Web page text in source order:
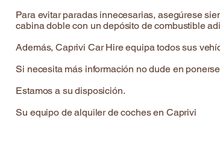
Para evitar paradas innecesarias, asegúrese
cabina doble con un depósito de combustible
Además, Caprivi Car Hire equipa todos sus
Si necesita más información no dude en
Estamos a su disposición.
Su equipo de alquiler de coches en Caprivi